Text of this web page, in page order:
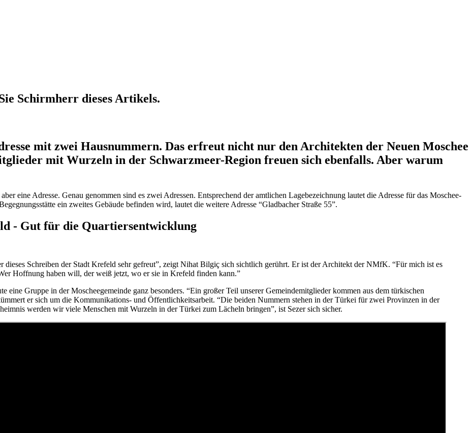
Schirmherr dieses Artikels.
mit zwei Hausnummern. Das erfreut nicht nur den Architekten der Neuen Moschee
mit Wurzeln in der Schwarzmeer-Region freuen sich ebenfalls. Aber warum
eine Adresse. Genau genommen sind es zwei Adressen. Entsprechend der amtlichen Lagebezeichnung lautet die Adresse für das Moschee-
ein zweites Gebäude befinden wird, lautet die weitere Adresse “Gladbacher Straße 55”.
- Gut für die Quartiersentwicklung
dieses Schreiben der Stadt Krefeld sehr gefreut”, zeigt Nihat Bilgiç sich sichtlich gerührt. Er ist der Architekt der NMfK. “Für mich ist es
Hoffnung haben will, der weiß jetzt, wo er sie in Krefeld finden kann.”
eine Gruppe in der Moscheegemeinde ganz besonders. “Ein großer Teil unserer Gemeindemitglieder kommen aus dem türkischen
er sich um die Kommunikations- und Öffentlichkeitsarbeit. “Die beiden Nummern stehen in der Türkei für zwei Provinzen in der
werden wir viele Menschen mit Wurzeln in der Türkei zum Lächeln bringen”, ist Sezer sich sicher.